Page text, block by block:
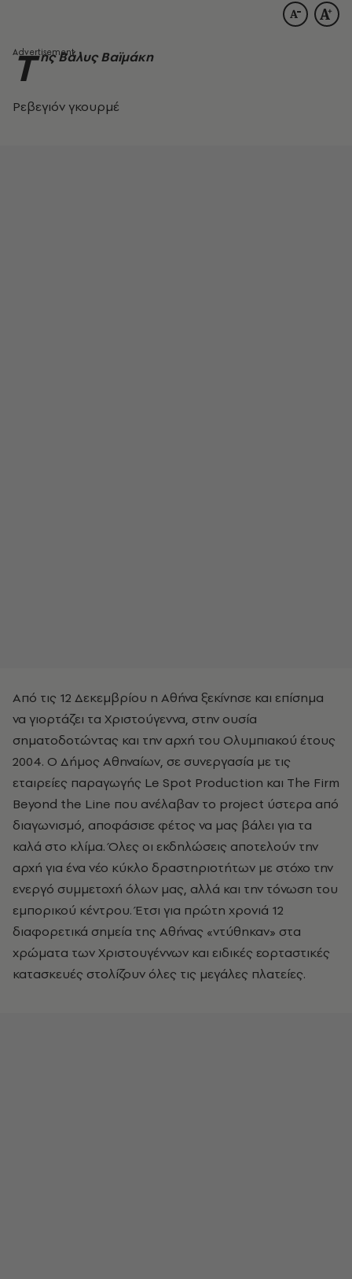
Τ ης Βάλυς Βαϊμάκη
Ρεβεγιόν γκουρμέ
Από τις 12 Δεκεμβρίου η Aθήνα ξεκίνησε και επίσημα
να γιορτάζει τα Xριστούγεννα, στην ουσία
σηματοδοτώντας και την αρχή του Oλυμπιακού έτους
2004. Ο Δήμος Aθηναίων, σε συνεργασία με τις
εταιρείες παραγωγής Le Spot Production και The Firm
Beyond the Line που ανέλαβαν το project ύστερα από
διαγωνισμό, αποφάσισε φέτος να μας βάλει για τα
καλά στο κλίμα. Όλες οι εκδηλώσεις αποτελούν την
αρχή για ένα νέο κύκλο δραστηριοτήτων με στόχο την
ενεργό συμμετοχή όλων μας, αλλά και την τόνωση του
εμπορικού κέντρου. Έτσι για πρώτη χρονιά 12
διαφορετικά σημεία της Aθήνας «ντύθηκαν» στα
χρώματα των Xριστουγέννων και ειδικές εορταστικές
κατασκευές στολίζουν όλες τις μεγάλες πλατείες.